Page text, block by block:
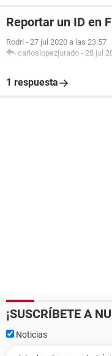
Reportar un ID en
Rodri - 27 jul 2020 a las 23:57
carloslopezjurado - 28 jul
1 respuesta
¡SUSCRÍBETE A
Noticias